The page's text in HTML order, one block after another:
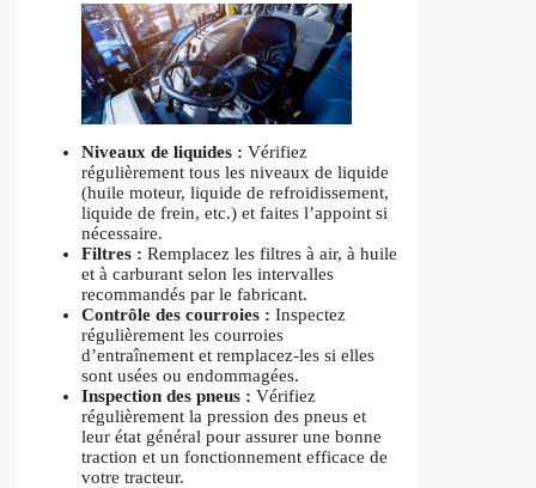
Niveaux de liquides : Vérifiez
régulièrement tous les niveaux de liquide
(huile moteur, liquide de refroidissement,
liquide de frein, etc.) et faites l’appoint si
nécessaire.
Filtres : Remplacez les filtres à air, à huile
et à carburant selon les intervalles
recommandés par le fabricant.
Contrôle des courroies : Inspectez
régulièrement les courroies
d’entraînement et remplacez-les si elles
sont usées ou endommagées.
Inspection des pneus : Vérifiez
régulièrement la pression des pneus et
leur état général pour assurer une bonne
traction et un fonctionnement efficace de
votre tracteur.